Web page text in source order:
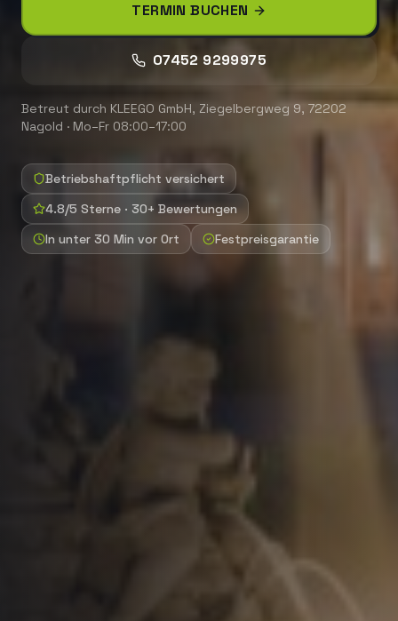
TERMIN BUCHEN
07452 9299975
Betreut durch KLEEGO GmbH, Ziegelbergweg 9, 72202
Nagold · Mo–Fr 08:00–17:00
Betriebshaftpflicht versichert
4.8/5 Sterne · 30+ Bewertungen
In unter 30 Min vor Ort
Festpreisgarantie